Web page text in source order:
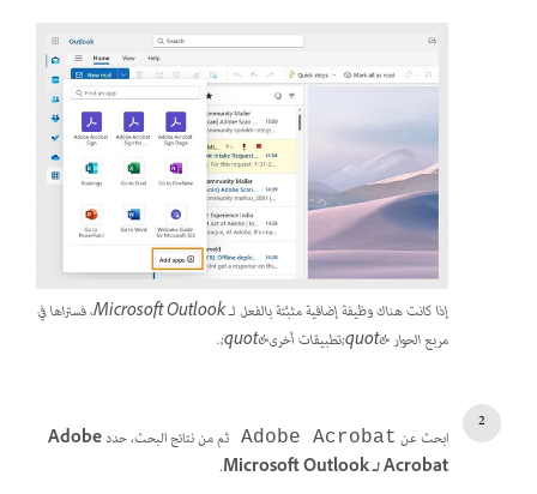
إذا كانت هناك وظيفة إضافية مثبَّتة بالفعل لـ Microsoft Outlook، فستراها في
مربع الحوار &quot;تطبيقات أخرى&quot;.
ابحث عن Adobe Acrobat ثم من نتائج البحث، حددAdobe
Acrobat لـ Microsoft Outlook
.